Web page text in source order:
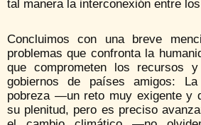
tal manera la interconexión entre
Concluimos con una breve
problemas que confronta la
que comprometen los recursos
gobiernos de países amigos:
pobreza —un reto muy exigente y
su plenitud, pero es preciso